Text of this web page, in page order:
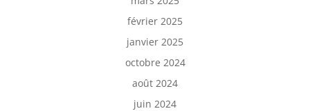
février 2025
janvier 2025
octobre 2024
août 2024
juin 2024